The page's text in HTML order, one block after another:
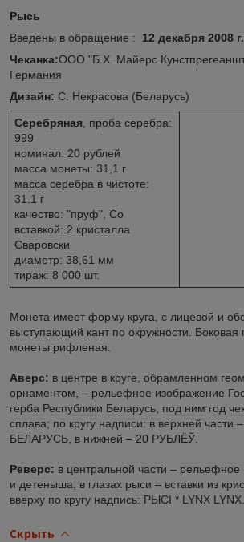
Рысь
Введены в обращение : 12 декабря 2008 г.
Чеканка:ООО "Б.Х. Майерс
Германия
Дизайн: С. Некрасова (Беларусь)
Серебряная , проба серебра:
999
номинал: 20 рублей
масса монеты: 31,1 г
масса серебра в чистоте:
31,1 г
качество: "пруф", Со
вставкой: 2 кристалла
Сваровски
диаметр: 38,61 мм
тираж: 8 000 шт.
Монета имеет форму круга, с лицевой и
выступающий кант по окружности. Боковая
монеты рифленая.
Аверс: в центре в круге, обрамленном
орнаментом, – рельефное изображение
герба Республики Беларусь, под ним год
сплава; по кругу надписи: в верхней
БЕЛАРУСЬ, в нижней – 20 РУБЛЁЎ.
Реверс: в центральной части –
и детеныша, в глазах рыси – вставки из
вверху по кругу надпись: РЫСI * LYNX LYNX.
Скрыть